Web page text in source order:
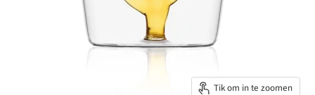
Tik om in te zoomen